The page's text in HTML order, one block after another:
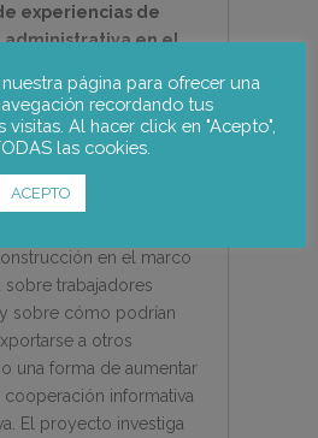
experiencias de
administrativa en el
Lab tiene por objetivo
sobre la
las medidas de
en el marco
sobre trabajadores
sobre cómo podrían
a otros
una forma de aumentar
cooperación informativa
El proyecto investiga
página para ofrecer una
recordando tus
Al hacer click en "Acepto",
las cookies.
ACEPTO